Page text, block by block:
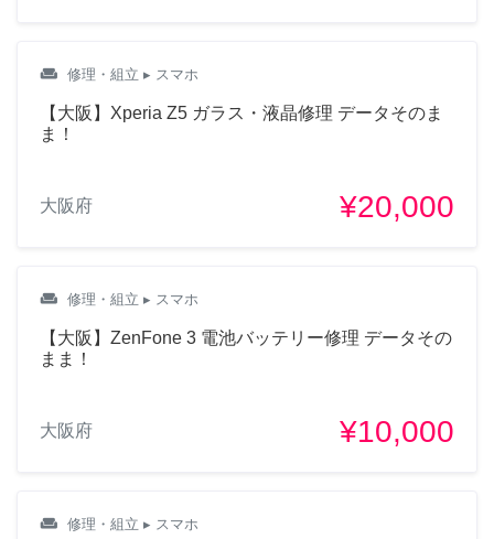
weekend 修理・組立 ▸ スマホ
【大阪】Xperia Z5 ガラス・液晶修理 データそのま
ま！
大阪府 ¥20,000
weekend 修理・組立 ▸ スマホ
【大阪】ZenFone 3 電池バッテリー修理 データその
まま！
大阪府 ¥10,000
weekend 修理・組立 ▸ スマホ